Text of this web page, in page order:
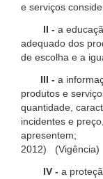
e serviços
II - a
adequado dos
de escolha e a
III - a
produtos e
quantidade,
incidentes e
apresentem;
2012) (Vigência)
IV - a